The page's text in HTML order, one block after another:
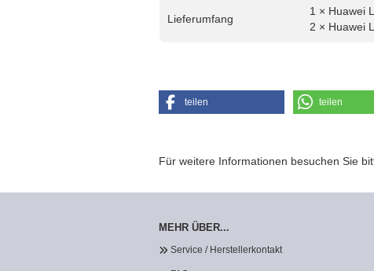
Lieferumfang
1 × Huawei
2 × Huawei
teilen teilen
Für weitere Informationen besuchen Sie
MEHR ÜBER...
Service / Herstellerkontakt